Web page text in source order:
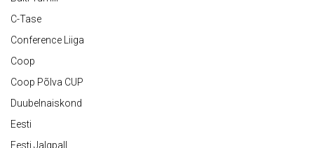
C-Tase
Conference Liiga
Coop
Coop Põlva CUP
Duubelnaiskond
Eesti
Eesti Jalgpall